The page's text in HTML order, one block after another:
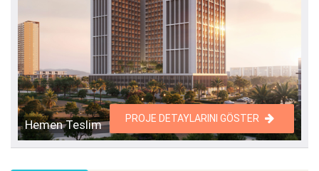
Hemen Teslim PROJE DETAYLARINI GÖSTER